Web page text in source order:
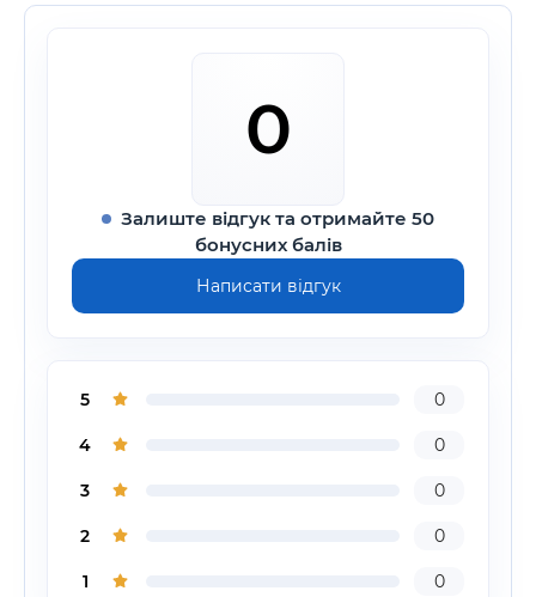
0
Залиште відгук та отримайте 50
бонусних балів
Написати відгук
5 0
4 0
3 0
2 0
1 0